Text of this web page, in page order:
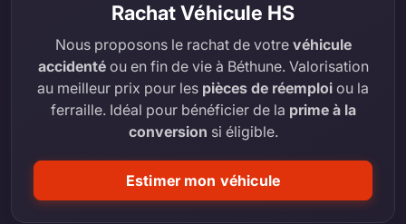
Rachat Véhicule HS
Nous proposons le rachat de votre véhicule
accidentéou en fin de vie à Béthune. Valorisation
au meilleur prix pour les pièces de réemploi ou la
ferraille. Idéal pour bénéficier de la prime à la
conversion si éligible.
Estimer mon véhicule